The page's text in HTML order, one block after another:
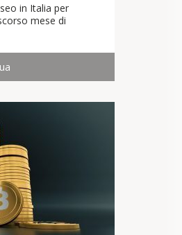
in Italia per
mese di